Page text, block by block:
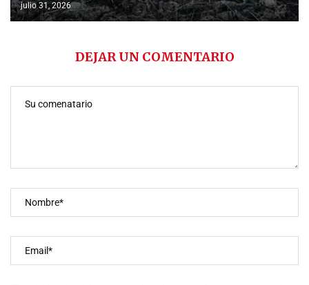
julio 31, 2026
DEJAR UN COMENTARIO